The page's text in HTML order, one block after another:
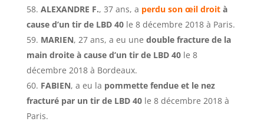
ALEXANDRE F., 37 ans, a perdu son œil droità
cause d’un tir de LBD 40le 8 décembre 2018 à Paris.
MARIEN, 27 ans, a eu une double fracture de la
main droite à cause d’un tir de LBD 40le 8
décembre 2018 à Bordeaux.
FABIEN, a eu la pommette fendue et le nez
fracturé par un tir de LBD 40le 8 décembre 2018 à
Paris.